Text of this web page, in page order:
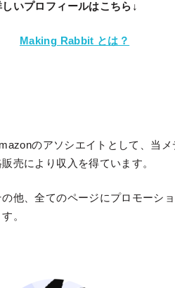
しいプロフィールはこちら↓
Making Rabbit とは？
のアソシエイトとして、当メ
販売により収入を得ています。
の他、全てのページにプロモーシ
。